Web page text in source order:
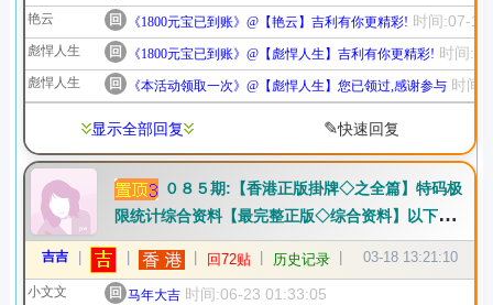
艳云 回 《1800元宝已到账》@【艳云】吉利有你更精彩! 时间:07-
彪悍人生 回 《1800元宝已到账》@【彪悍人生】吉利有你更精彩! 时间
彪悍人生 回 《本活动领取一次》@【彪悍人生】您已领过,感谢参与 时间
显示全部回复 ✎快速回复
０８５期:【香港正版掛牌◇之全篇】特码极
限统计综合资料【最完整正版◇综合资料】以下回复
是新澳门和香港全年资料大全
吉吉 回72贴 历史记录 03-18 13:21:10
小文文 回 马年大吉 时间:06-23 01:33:05